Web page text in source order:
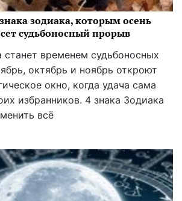
зодиака, которым осень
судьбоносный прорыв
станет временем судьбоносных
октябрь и ноябрь откроют
окно, когда удача сама
избранников. 4 знака Зодиака
всё